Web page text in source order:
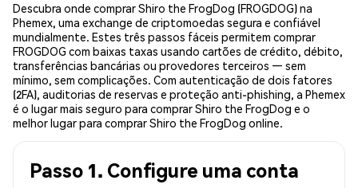
Descubra onde comprar Shiro the FrogDog (FROGDOG) na
Phemex, uma exchange de criptomoedas segura e confiável
mundialmente. Estes três passos fáceis permitem comprar
FROGDOG com baixas taxas usando cartões de crédito, débito,
transferências bancárias ou provedores terceiros — sem
mínimo, sem complicações. Com autenticação de dois fatores
(2FA), auditorias de reservas e proteção anti-phishing, a Phemex
é o lugar mais seguro para comprar Shiro the FrogDog e o
melhor lugar para comprar Shiro the FrogDog online.
Passo 1. Configure uma conta